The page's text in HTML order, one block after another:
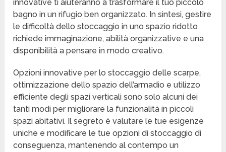
innovative ti aiuteranno a trasformare il tuo piccolo
bagno in un rifugio ben organizzato. In sintesi, gestire
le difficoltà dello stoccaggio in uno spazio ridotto
richiede immaginazione, abilità organizzative e una
disponibilità a pensare in modo creativo.
Opzioni innovative per lo stoccaggio delle scarpe,
ottimizzazione dello spazio dell’armadio e utilizzo
efficiente degli spazi verticali sono solo alcuni dei
tanti modi per migliorare la funzionalità in piccoli
spazi abitativi. Il segreto è valutare le tue esigenze
uniche e modificare le tue opzioni di stoccaggio di
conseguenza, mantenendo al contempo un